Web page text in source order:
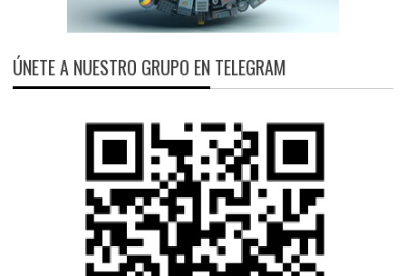
ÚNETE A NUESTRO GRUPO EN TELEGRAM